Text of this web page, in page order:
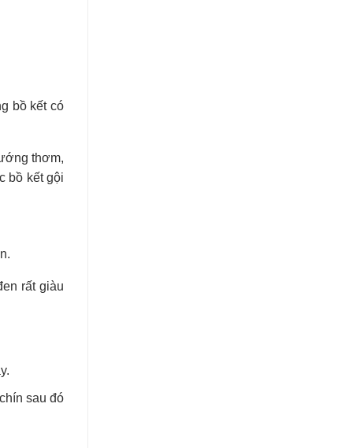
bồ kết có
thơm,
bồ kết gội
rất giàu
sau đó